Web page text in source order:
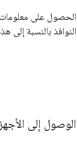
الحصول على
النوافذ بالنسبة إلى
الوصول إلى